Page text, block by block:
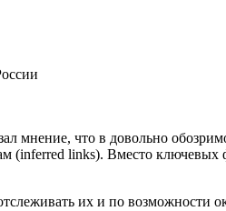
мнение, что в довольно
links). Вместо ключевых
их и по возможности